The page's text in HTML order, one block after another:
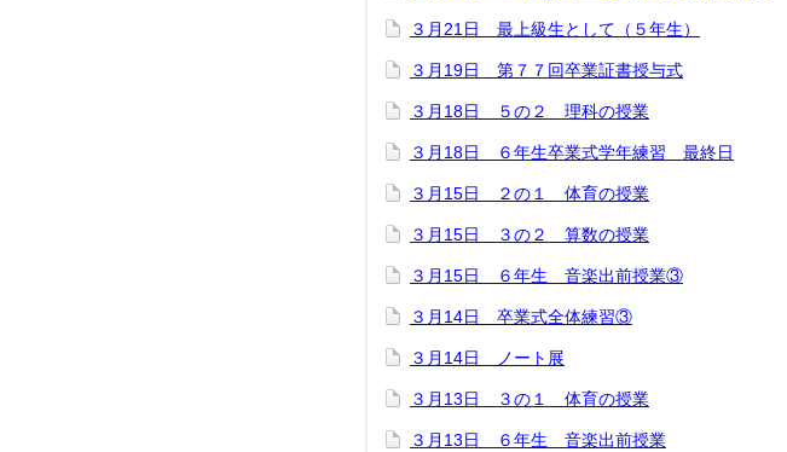
３月21日 最上級生として（５年生）
３月19日 第７７回卒業証書授与式
３月18日 ５の２ 理科の授業
３月18日 ６年生卒業式学年練習 最終日
３月15日 ２の１ 体育の授業
３月15日 ３の２ 算数の授業
３月15日 ６年生 音楽出前授業③
３月14日 卒業式全体練習③
３月14日 ノート展
３月13日 ３の１ 体育の授業
３月13日 ６年生 音楽出前授業